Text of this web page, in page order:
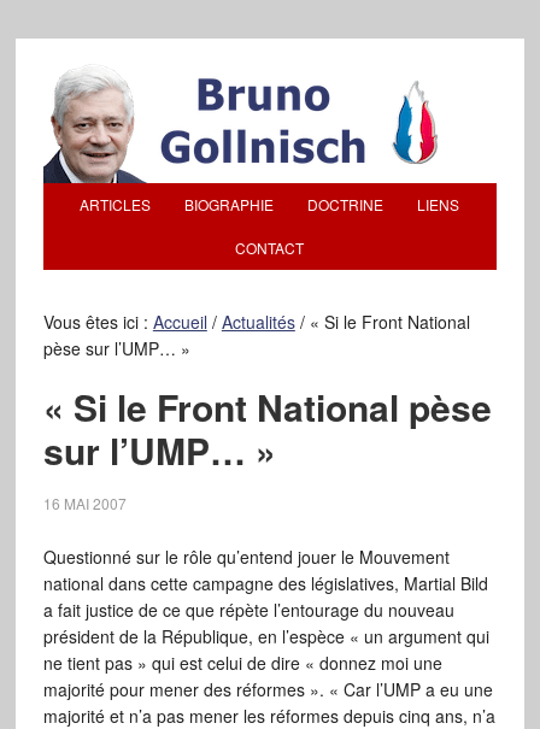
ARTICLES BIOGRAPHIE DOCTRINE LIENS
CONTACT
Vous êtes ici : Accueil / Actualités /« Si le Front National
pèse sur l’UMP… »
« Si le Front National pèse
sur l’UMP… »
16 MAI 2007
Questionné sur le rôle qu’entend jouer le Mouvement
national dans cette campagne des législatives, Martial Bild
a fait justice de ce que répète l’entourage du nouveau
président de la République, en l’espèce « un argument qui
ne tient pas » qui est celui de dire « donnez moi une
majorité pour mener des réformes ». « Car l’UMP a eu une
majorité et n’a pas mener les réformes depuis cinq ans, n’a